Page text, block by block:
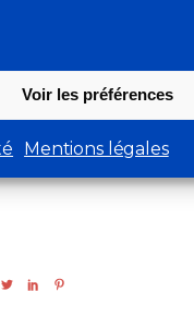
Voir les préférences
Mentions légales
à